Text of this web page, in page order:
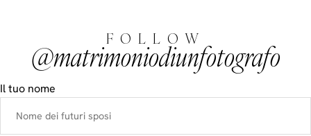
FOLLOW
@matrimoniodiunfotografo
Il tuo nome